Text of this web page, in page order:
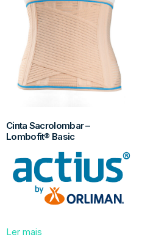
Cinta Sacrolombar –
Lombofit® Basic
Ler mais